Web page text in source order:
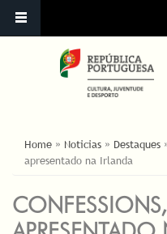
ESTÁ AQUI
Home » Noticias » Destaques
apresentado na Irlanda